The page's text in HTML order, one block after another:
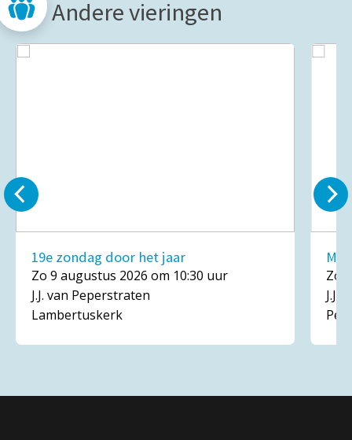
Andere vieringen
19e zondag door het jaar
Zo 9 augustus 2026 om 10:30 uur
J.J. van Peperstraten
Lambertuskerk
Zo
J.J.